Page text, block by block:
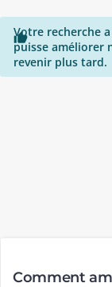

Votre recherche
puisse améliorer
revenir plus tard.
Comment